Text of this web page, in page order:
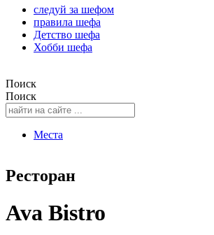
следуй за шефом
правила шефа
Детство шефа
Хобби шефа
Поиск
Поиск
Места
Ресторан
Ava Bistro